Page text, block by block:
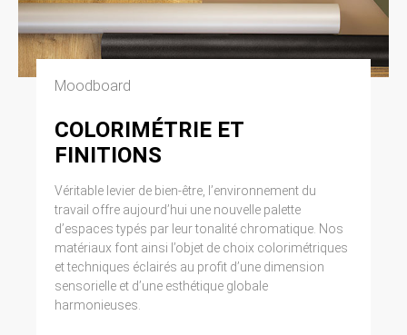
Moodboard
COLORIMÉTRIE ET
FINITIONS
Véritable levier de bien-être, l’environnement du
travail offre aujourd’hui une nouvelle palette
d’espaces typés par leur tonalité chromatique. Nos
matériaux font ainsi l’objet de choix colorimétriques
et techniques éclairés au profit d’une dimension
sensorielle et d’une esthétique globale
harmonieuses.